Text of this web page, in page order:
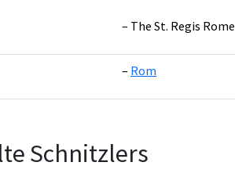
The St. Regis Rome
Rom
Schnitzlers